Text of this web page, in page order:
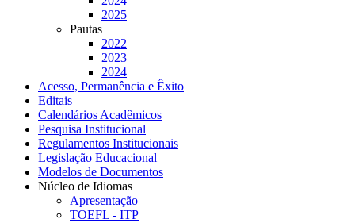
2025
Pautas
2022
2023
2024
Acesso, Permanência e Êxito
Editais
Calendários Acadêmicos
Pesquisa Institucional
Regulamentos Institucionais
Legislação Educacional
Modelos de Documentos
Núcleo de Idiomas
Apresentação
TOEFL - ITP